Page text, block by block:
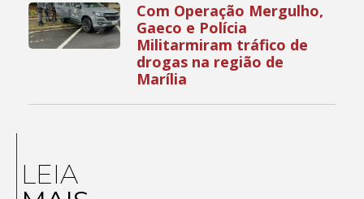
Com Operação Mergulho,
Gaeco e Polícia
Militarmiram tráfico de
drogas na região de
Marília
LEIA